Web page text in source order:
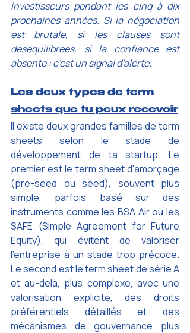
investisseurs pendant les cinq à dix
prochaines années. Si la négociation
est brutale, si les clauses sont
déséquilibrées, si la confiance est
absente : c'est un signal d'alerte.
Les deux types de term
sheets que tu peux recevoir
Il existe deux grandes familles de term
sheets selon le stade de
développement de ta startup. Le
premier est le term sheet d'amorçage
(pre-seed ou seed), souvent plus
simple, parfois basé sur des
instruments comme les BSA Air ou les
SAFE (Simple Agreement for Future
Equity), qui évitent de valoriser
l'entreprise à un stade trop précoce.
Le second est le term sheet de série A
et au-delà, plus complexe, avec une
valorisation explicite, des droits
préférentiels détaillés et des
mécanismes de gouvernance plus